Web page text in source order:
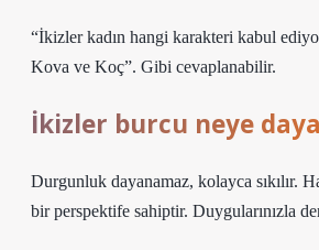
“İkizler kadın hangi karakteri kabul
Kova ve Koç”. Gibi cevaplanabilir.
İkizler burcu neye
Durgunluk dayanamaz, kolayca sıkılır.
bir perspektife sahiptir. Duygularınızla